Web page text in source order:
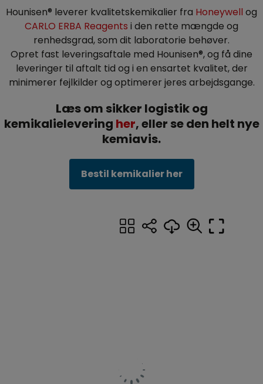
Hounisen® leverer kvalitetskemikalier fra Honeywell og
CARLO ERBA Reagents i den rette mængde og
renhedsgrad, som dit laboratorie behøver.
Opret fast leveringsaftale med Hounisen®, og få dine
leveringer til aftalt tid og i en ensartet kvalitet, der
minimerer fejlkilder og optimerer jeres arbejdsgange.
Læs om sikker logistik og
kemikalielevering her, eller se den helt nye
kemiavis.
Bestil kemikalier her